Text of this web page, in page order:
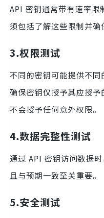
API 密钥通常带有速率
须包括了解这些限制并确
3.权限测试
不同的密钥可能提供不
确保密钥仅授予其应授
不会授予任何意外权限。
4.数据完整性测试
通过 API 密钥访问数据
且与预期一致至关重要。
5.安全测试